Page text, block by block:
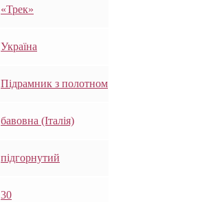
«Трек»
Україна
Підрамник з полотном
бавовна (Італія)
підгорнутий
30